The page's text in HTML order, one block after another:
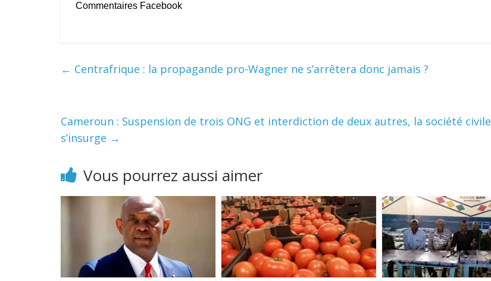
Commentaires Facebook
← Centrafrique : la propagande pro-Wagner ne s’arrêtera donc jamais ?
Cameroun : Suspension de trois ONG et interdiction de deux autres, la société civile
s’insurge →
Vous pourrez aussi aimer